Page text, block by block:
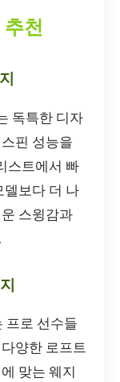
천
독특한 디자
핀 성능을
스트에서 빠
델보다 더 나
스윙감과
프로 선수들
양한 로프트
맞는 웨지